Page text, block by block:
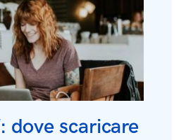
dove scaricare